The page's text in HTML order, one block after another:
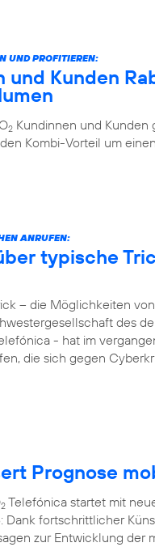
UND PROFITIEREN:
und Kunden
2 Kundinnen und Kunden
Kombi-Vorteil um
ANRUFEN:
typische
– die Möglichkeiten
des
- hat im
die sich gegen
Prognose
2 Telefónica startet mit
Dank fortschrittlicher
zur Entwicklung der